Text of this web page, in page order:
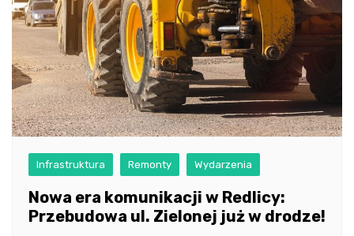
Infrastruktura Remonty Wydarzenia
Nowa era komunikacji w Redlicy:
Przebudowa ul. Zielonej już w drodze!